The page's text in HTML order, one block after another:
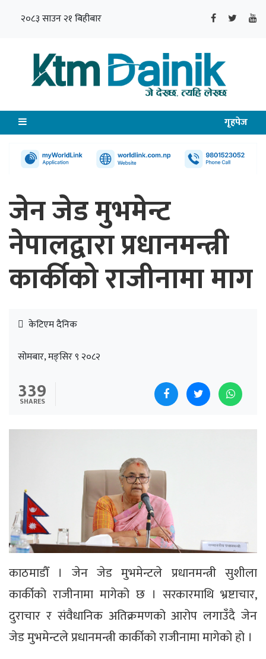
२०८३ साउन २१ बिहीबार
गृहपेज
जेन जेड मुभमेन्ट
नेपालद्वारा प्रधानमन्त्री
कार्कीको राजीनामा माग
केटिएम दैनिक
सोमबार, मङ्सिर ९ २०८२
339
SHARES
काठमाडौँ । जेन जेड मुभमेन्टले प्रधानमन्त्री सुशीला
कार्कीको राजीनामा मागेको छ । सरकारमाथि भ्रष्टाचार,
दुराचार र संवैधानिक अतिक्रमणको आरोप लगाउँदै जेन
जेड मुभमेन्टले प्रधानमन्त्री कार्कीको राजीनामा मागेको हो ।